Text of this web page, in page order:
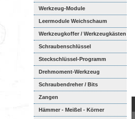
Werkzeug-Module
Weichschaumeinl...
Leermodule Weichschaum
Werkzeugkoffer / Werkzeugkästen
Schraubenschlüssel
Steckschlüssel-Programm
Drehmoment-Werkzeug
Schraubendreher / Bits
Zangen
Hämmer - Meißel - Körner